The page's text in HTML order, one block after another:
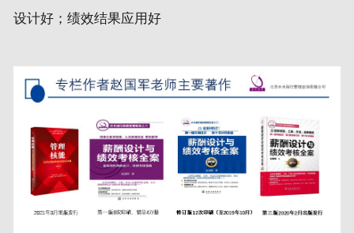
设计好；绩效结果应用好